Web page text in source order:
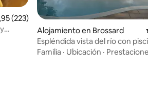
promedio: 4,95 de 5. 223
(223)
Alojamiento en Brossard
Espléndida vista del río con
garaje
Familia · Ubicación ·